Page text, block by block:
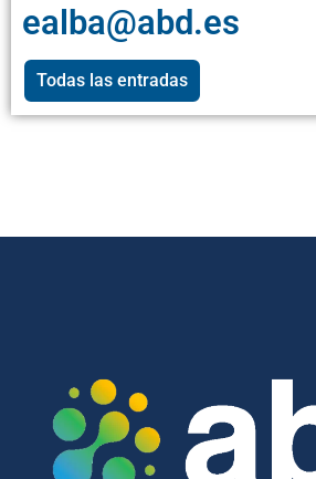
ealba@abd.es
Todas las entradas